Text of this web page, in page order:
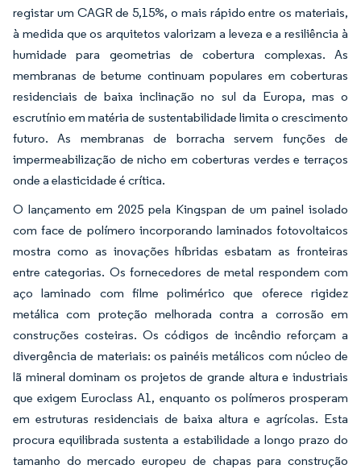
registar um CAGR de 5,15%, o mais rápido entre os materiais,
à medida que os arquitetos valorizam a leveza e a resiliência à
humidade para geometrias de cobertura complexas. As
membranas de betume continuam populares em coberturas
residenciais de baixa inclinação no sul da Europa, mas o
escrutínio em matéria de sustentabilidade limita o crescimento
futuro. As membranas de borracha servem funções de
impermeabilização de nicho em coberturas verdes e terraços
onde a elasticidade é crítica.
O lançamento em 2025 pela Kingspan de um painel isolado
com face de polímero incorporando laminados fotovoltaicos
mostra como as inovações híbridas esbatam as fronteiras
entre categorias. Os fornecedores de metal respondem com
aço laminado com filme polimérico que oferece rigidez
metálica com proteção melhorada contra a corrosão em
construções costeiras. Os códigos de incêndio reforçam a
divergência de materiais: os painéis metálicos com núcleo de
lã mineral dominam os projetos de grande altura e industriais
que exigem Euroclass A1, enquanto os polímeros prosperam
em estruturas residenciais de baixa altura e agrícolas. Esta
procura equilibrada sustenta a estabilidade a longo prazo do
tamanho do mercado europeu de chapas para construção